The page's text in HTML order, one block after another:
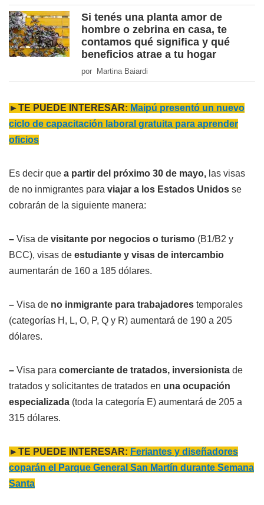
Si tenés una planta amor de
hombre o zebrina en casa, te
contamos qué significa y qué
beneficios atrae a tu hogar
por Martina Baiardi
►TE PUEDE INTERESAR: Maipú presentó un nuevo
ciclo de capacitación laboral gratuita para aprender
oficios
Es decir que a partir del próximo 30 de mayo, las visas
de no inmigrantes para viajar a los Estados Unidos se
cobrarán de la siguiente manera:
– Visa de visitante por negocios o turismo (B1/B2 y
BCC), visas de estudiante y visas de intercambio
aumentarán de 160 a 185 dólares.
– Visa de no inmigrante para trabajadores temporales
(categorías H, L, O, P, Q y R) aumentará de 190 a 205
dólares.
– Visa para comerciante de tratados, inversionista de
tratados y solicitantes de tratados en una ocupación
especializada (toda la categoría E) aumentará de 205 a
315 dólares.
►TE PUEDE INTERESAR: Feriantes y diseñadores
coparán el Parque General San Martín durante Semana
Santa